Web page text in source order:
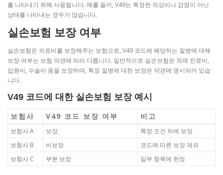
를 나타내기 위해 사용됩니다. 예를 들어, V49는 특정한 외상이나 감염이 아닌
상태를 나타내는 경우가 많습니다.
실손보험 보장 여부
실손보험은 의료비를 보장해주는 보험으로, V49 코드에 해당하는 질병에 대해
보장 여부는 보험 약관에 따라 다릅니다. 일반적으로 실손보험은 외래 진료비,
입원비, 수술비 등을 보장하며, 특정 질병에 대한 보장은 약관에 명시되어 있습
니다.
V49 코드에 대한 실손보험 보장 예시
보험사 V49 코드 보장 여부 비고
보험사 A 보장
특정 조건 하에 보장
보험사 B
비보장
코드에 따른 보장 제외
보험사 C
부분 보장 일부 항목에 한정